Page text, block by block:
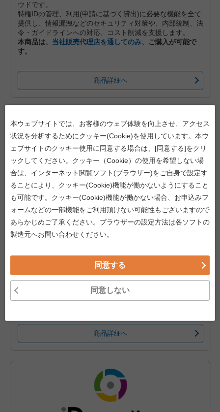
ウドです。
特権IDの管理、利用(申請に基づく貸出)に必要な機能を全て
提供し、情報漏洩などのセキュリティ対策や、内部統制、法
令・ガイドラインへの対応、コスト削減を支援します。
本商品は、 当社販売代理店を通してのみ、
ご購入が可能で
す。
商品詳細へ
iDoperation PAM Cloud B1 基本料金（標準プラン、月々後払い）
iDoperation PAM Cloudは、administratorやrootなど、特権
IDの安全な利用とリスクの可視化を支援する特権ID管理クラ
特権IDの管理、利用(申請に基づく貸出)、点検(アクセスロ
グと操作ログの点検)に必要な機能を全て提供し、情報漏洩
などのセキュリティ対策や、内部統制、法令・ガイドライン
への対応、コスト削減を支援します。
本商品は、
当社販売代理店を通してのみ、
商品詳細へ
本ウェブサイトでは、お客様のウェブ体験を向上させ、アクセス
状況を分析するためにクッキー(Cookie)を使用しています。本ウ
ェブサイトのクッキー使用に同意する場合は、[同意する]をクリ
ックしてください。クッキー（Cookie）の使用を希望しない場
合は、インターネット閲覧ソフト(ブラウザー)をご自身で設定す
ることにより、クッキー(Cookie)機能が働かないようにすること
も可能です。クッキー(Cookie)機能が働かない場合、お申込みフ
ォームなどの一部機能をご利用頂けない可能性もございますので
あらかじめご了承ください。ブラウザーの設定方法は各ソフトの
製造元へお問い合わせください。
同意しない
同意する